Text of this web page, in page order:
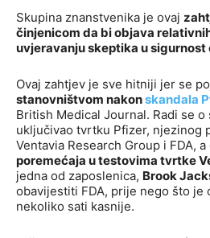
Skupina znanstvenika je ovaj
činjenicom da bi objava
uvjeravanju skeptika u sigurnost
Ovaj zahtjev je sve hitniji jer se
stanovništvom nakonskandala
British Medical Journal. Radi se o
uključivao tvrtku Pfizer, njezinog
Ventavia Research Group i FDA,
poremećaja u testovima tvrtke
jedna od zaposlenica, Brook
obavijestiti FDA, prije nego što je
nekoliko sati kasnije.